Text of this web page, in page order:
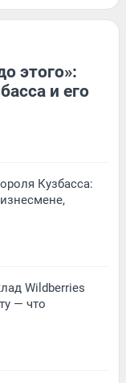
этого»:
и его
Кузбасса:
Wildberries
— что